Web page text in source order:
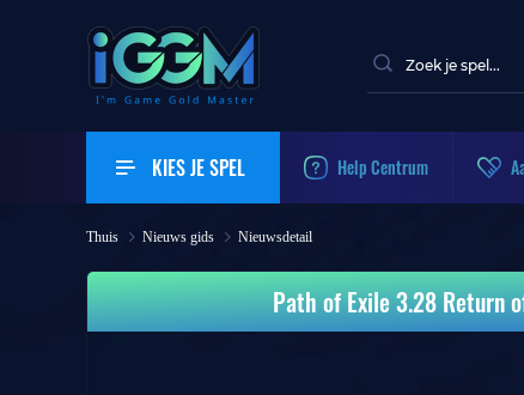
KIES JE SPEL Help Centrum
Thuis Nieuws gids Nieuwsdetail
Path of Exile 3.28 Return